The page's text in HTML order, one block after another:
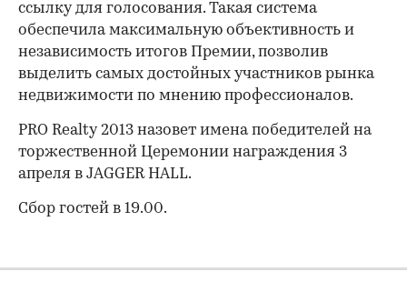
ссылку для голосования. Такая система
обеспечила максимальную объективность и
независимость итогов Премии, позволив
выделить самых достойных участников рынка
недвижимости по мнению профессионалов.
PRO Realty 2013 назовет имена победителей на
торжественной Церемонии награждения 3
апреля в JAGGER HALL.
Сбор гостей в 19.00.